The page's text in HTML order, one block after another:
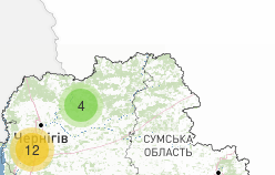
4
12